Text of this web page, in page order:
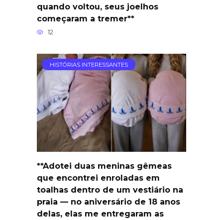
quando voltou, seus joelhos
começaram a tremer**
12
HISTÓRIAS INTERESSANTES
**Adotei duas meninas gêmeas
que encontrei enroladas em
toalhas dentro de um vestiário na
praia — no aniversário de 18 anos
delas, elas me entregaram as